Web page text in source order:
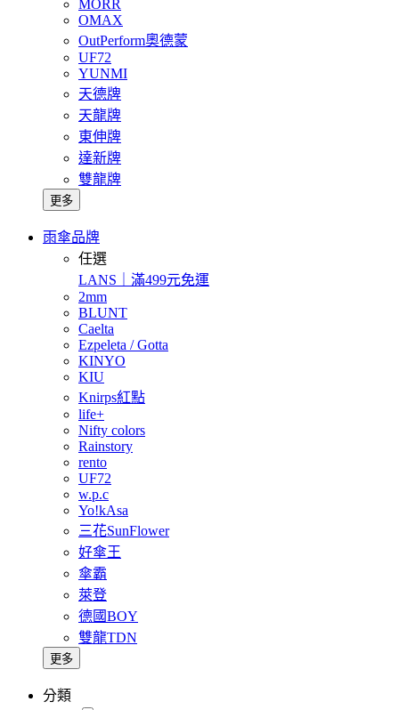
MORR
OMAX
OutPerform奧德蒙
UF72
YUNMI
天德牌
天龍牌
東伸牌
達新牌
雙龍牌
更多
雨傘品牌
任選
LANS｜滿499元免運
2mm
BLUNT
Caelta
Ezpeleta / Gotta
KINYO
KIU
Knirps紅點
life+
Nifty colors
Rainstory
rento
UF72
w.p.c
Yo!kAsa
三花SunFlower
好傘王
傘霸
萊登
德國BOY
雙龍TDN
更多
分類